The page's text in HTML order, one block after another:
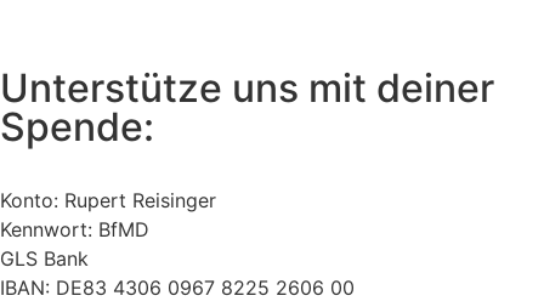
Unterstütze uns mit deiner
Spende:
Konto: Rupert Reisinger
Kennwort: BfMD
GLS Bank
IBAN: DE83 4306 0967 8225 2606 00